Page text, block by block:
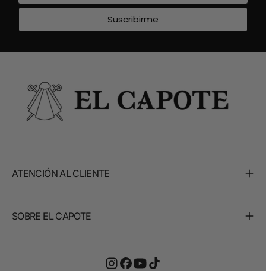
Suscribirme
ATENCIÓN AL CLIENTE
SOBRE EL CAPOTE